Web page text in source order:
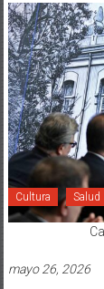
Cultura Salud
mayo 26, 2026